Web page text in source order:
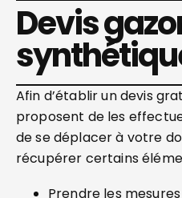
Devis
Afin d’établir un devis
proposent de les
de se déplacer à votre
récupérer certains
Prendre les mesures